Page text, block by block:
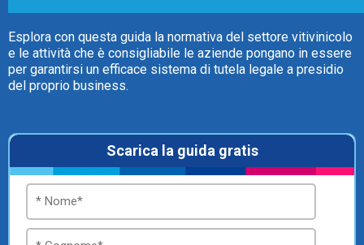
Esplora con questa guida la normativa del settore vitivinicolo
e le attività che è consigliabile le aziende pongano in essere
per garantirsi un efficace sistema di tutela legale a presidio
del proprio business.
Scarica la guida gratis